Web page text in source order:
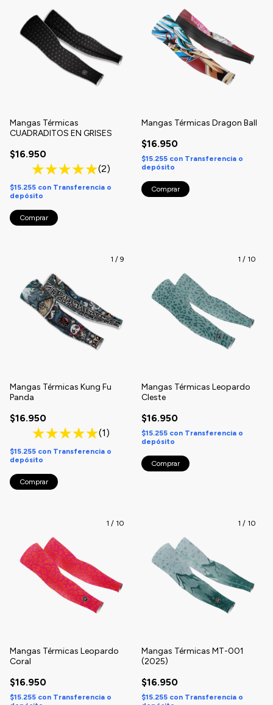
Mangas Térmicas
CUADRADITOS EN GRISES
$16.950
(2)
$15.255 con Transferencia o
depósito
Comprar
Mangas Térmicas Dragon Ball
$16.950
$15.255 con Transferencia o
depósito
Comprar
1 / 9
Mangas Térmicas Kung Fu
Panda
$16.950
(1)
$15.255 con Transferencia o
depósito
Comprar
1 / 10
Mangas Térmicas Leopardo
Cleste
$16.950
$15.255 con Transferencia o
depósito
Comprar
1 / 10
Mangas Térmicas Leopardo
Coral
$16.950
$15.255 con Transferencia o
1 / 10
Mangas Térmicas MT-001
(2025)
$16.950
$15.255 con Transferencia o